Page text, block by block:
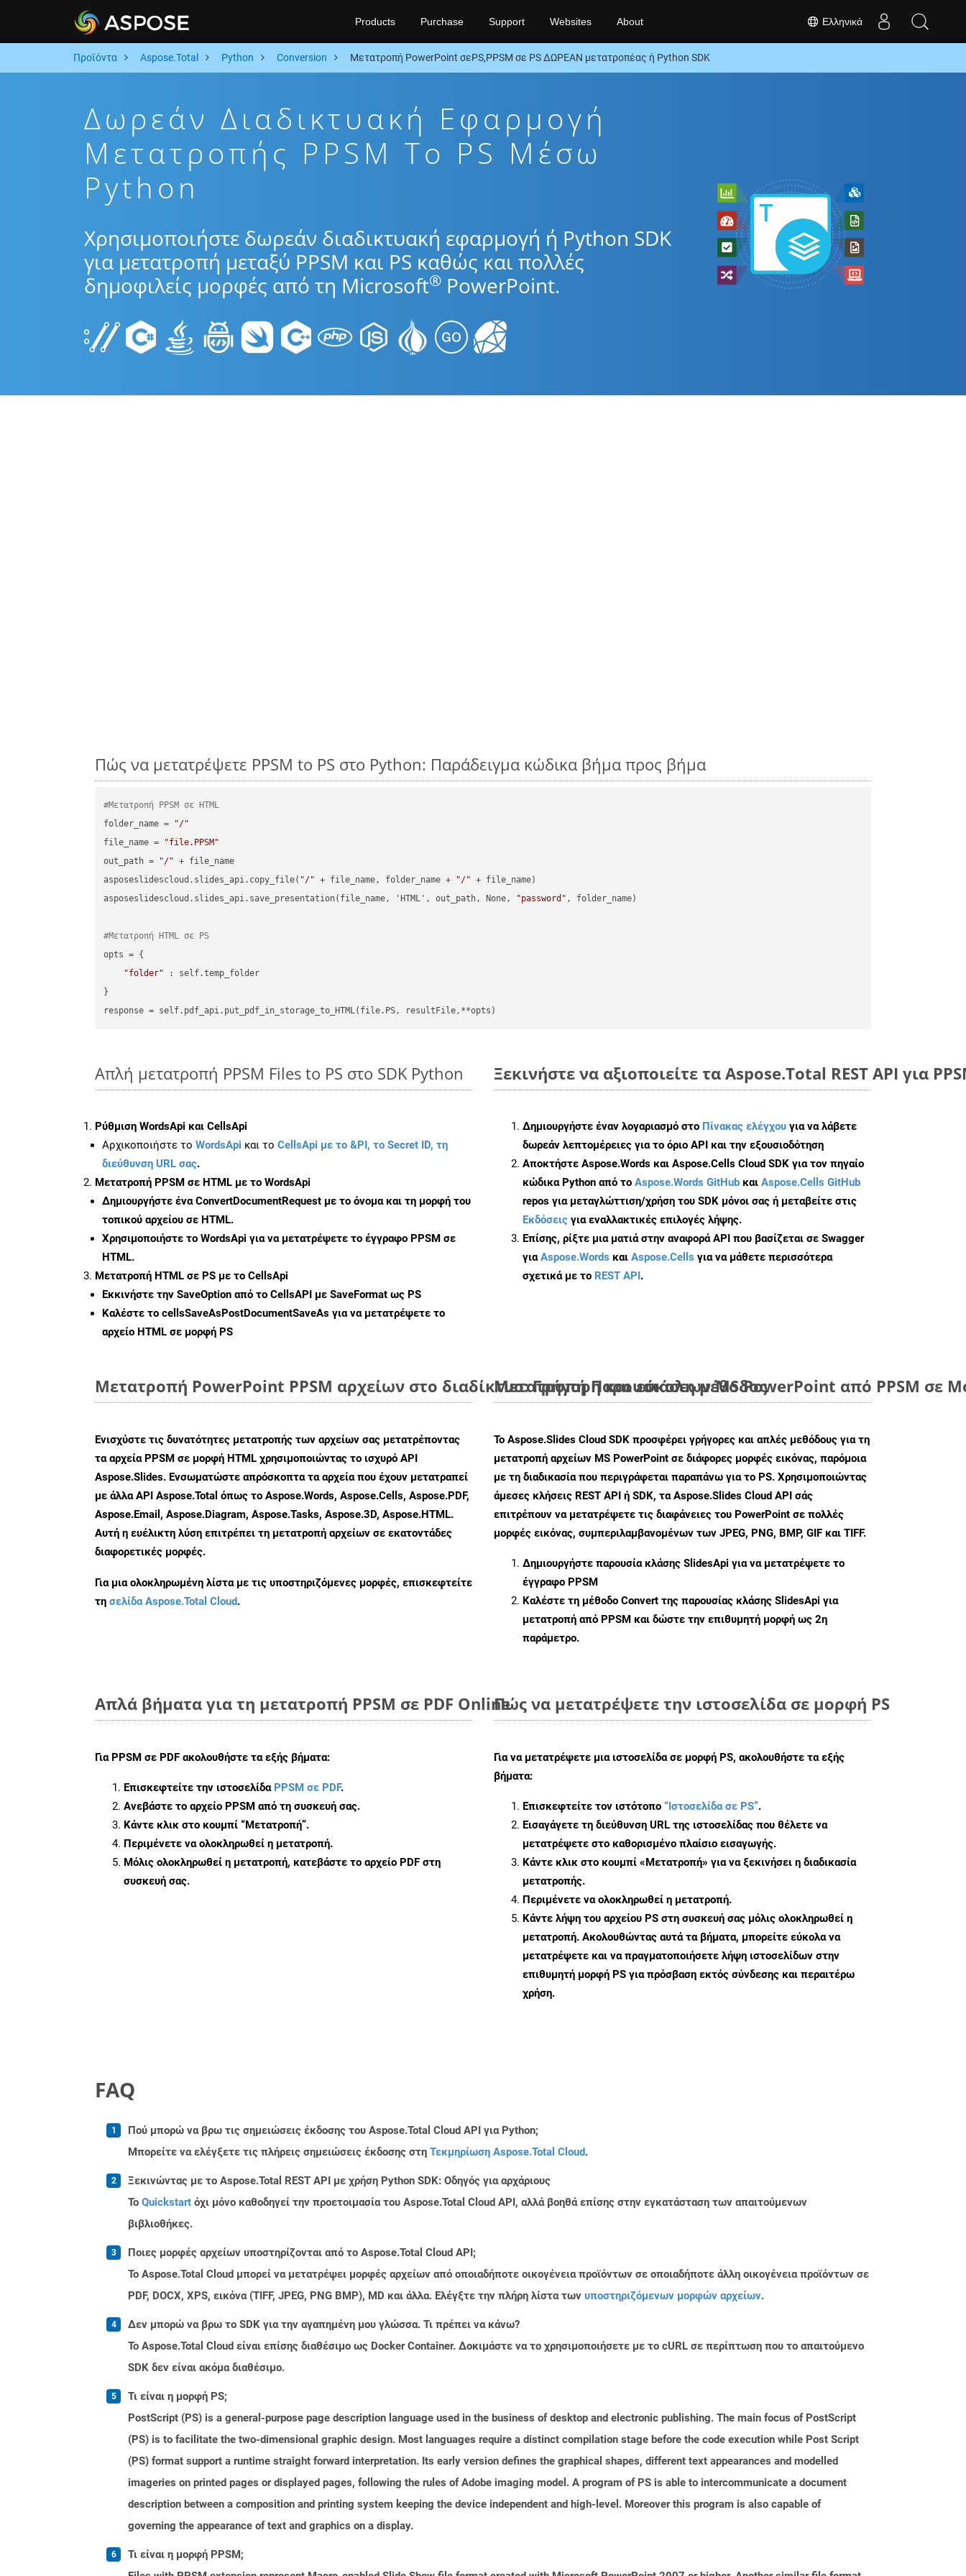
Ελληνικά
Products Purchase Support Websites About
Προϊόντα Aspose.Total Python Conversion Μετατροπή PowerPoint σεPS,PPSM σε PS ΔΩΡΕΑΝ μετατροπέας ή Python SDK
Δωρεάν Διαδικτυακή Εφαρμογή
Μετατροπής PPSM To PS Μέσω
Python
Χρησιμοποιήστε δωρεάν διαδικτυακή εφαρμογή ή Python SDK
για μετατροπή μεταξύ PPSM και PS καθώς και πολλές
δημοφιλείς μορφές από τη Microsoft® PowerPoint.
Πώς να μετατρέψετε PPSM to PS στο Python: Παράδειγμα κώδικα βήμα προς βήμα
#Μετατροπή PPSM σε HTML
folder_name =
"/"
file_name =
"file.PPSM"
out_path =
"/" + file_name
asposeslidescloud.slides_api.copy_file( "/" + file_name, folder_name + "/" + file_name)
asposeslidescloud.slides_api.save_presentation(file_name, 'HTML', out_path, None,
"password" , folder_name)
#Μετατροπή HTML σε PS
opts = {
"folder" : self.temp_folder
}
Απλή μετατροπή PPSM Files to PS στο SDK Python
Ρύθμιση WordsApi και CellsApi
Αρχικοποιήστε το WordsApi και το CellsApi με το &PI, το Secret ID, τη
διεύθυνση URL σας.
Μετατροπή PPSM σε HTML με το WordsApi
Δημιουργήστε έναConvertDocumentRequest με το όνομα και τη μορφή του
τοπικού αρχείου σε HTML.
Χρησιμοποιήστε το WordsApi για να μετατρέψετε το έγγραφο PPSM σε
HTML.
Μετατροπή HTML σε PS με το CellsApi
Εκκινήστε την SaveOption από το CellsAPI με SaveFormat ως PS
Καλέστε το cellsSaveAsPostDocumentSaveAs για να μετατρέψετε το
αρχείο HTML σε μορφή PS
Ξεκινήστε να αξιοποιείτε τα Aspose.Total REST API για
Δημιουργήστε έναν λογαριασμό στο Πίνακας ελέγχου για να λάβετε
δωρεάν λεπτομέρειες για το όριο API και την εξουσιοδότηση
Αποκτήστε Aspose.Words και Aspose.Cells Cloud SDK για τον πηγαίο
κώδικα Python από το Aspose.Words GitHub και Aspose.Cells GitHub
repos για μεταγλώττιση/χρήση του SDK μόνοι σας ή μεταβείτε στις
Εκδόσεις για εναλλακτικές επιλογές λήψης.
Επίσης, ρίξτε μια ματιά στην αναφορά API που βασίζεται σε Swagger
γιαAspose.Words και Aspose.Cells για να μάθετε περισσότερα
σχετικά με το REST API.
Μετατροπή PowerPoint PPSM αρχείων στο διαδίκτυο: Γρήγορη και εύκολη μέθοδος
Ενισχύστε τις δυνατότητες μετατροπής των αρχείων σας μετατρέποντας
τα αρχεία PPSM σε μορφή HTML χρησιμοποιώντας το ισχυρό API
Aspose.Slides. Ενσωματώστε απρόσκοπτα τα αρχεία που έχουν μετατραπεί
με άλλα API Aspose.Total όπως το Aspose.Words, Aspose.Cells, Aspose.PDF,
Aspose.Email, Aspose.Diagram, Aspose.Tasks, Aspose.3D, Aspose.HTML.
Αυτή η ευέλικτη λύση επιτρέπει τη μετατροπή αρχείων σε εκατοντάδες
διαφορετικές μορφές.
Για μια ολοκληρωμένη λίστα με τις υποστηριζόμενες μορφές, επισκεφτείτε
τη σελίδα Aspose.Total Cloud.
Μετατροπή Παρουσιάσεων MS PowerPoint από PPSM σε
Το Aspose.Slides Cloud SDK προσφέρει γρήγορες και απλές μεθόδους για τη
μετατροπή αρχείων MS PowerPoint σε διάφορες μορφές εικόνας, παρόμοια
με τη διαδικασία που περιγράφεται παραπάνω για το PS. Χρησιμοποιώντας
άμεσες κλήσεις REST API ή SDK, τα Aspose.Slides Cloud API σάς
επιτρέπουν να μετατρέψετε τις διαφάνειες του PowerPoint σε πολλές
μορφές εικόνας, συμπεριλαμβανομένων των JPEG, PNG, BMP, GIF και TIFF.
Δημιουργήστε παρουσία κλάσης SlidesApi για να μετατρέψετε το
έγγραφο PPSM
Καλέστε τη μέθοδο Convert της παρουσίας κλάσης SlidesApi για
μετατροπή από PPSM και δώστε την επιθυμητή μορφή ως 2η
παράμετρο.
Απλά βήματα για τη μετατροπή PPSM σε PDF Online
Για PPSM σε PDF ακολουθήστε τα εξής βήματα:
Επισκεφτείτε την ιστοσελίδα PPSM σε PDF.
Ανεβάστε το αρχείο PPSM από τη συσκευή σας.
Κάντε κλικ στο κουμπί “Μετατροπή”.
Περιμένετε να ολοκληρωθεί η μετατροπή.
Μόλις ολοκληρωθεί η μετατροπή, κατεβάστε το αρχείο PDF στη
συσκευή σας.
Πώς να μετατρέψετε την ιστοσελίδα σε μορφή PS
Για να μετατρέψετε μια ιστοσελίδα σε μορφή PS, ακολουθήστε τα εξής
βήματα:
Επισκεφτείτε τον ιστότοπο “Ιστοσελίδα σε PS”.
Εισαγάγετε τη διεύθυνση URL της ιστοσελίδας που θέλετε να
μετατρέψετε στο καθορισμένο πλαίσιο εισαγωγής.
Κάντε κλικ στο κουμπί «Μετατροπή» για να ξεκινήσει η διαδικασία
μετατροπής.
Περιμένετε να ολοκληρωθεί η μετατροπή.
Κάντε λήψη του αρχείου PS στη συσκευή σας μόλις ολοκληρωθεί η
μετατροπή. Ακολουθώντας αυτά τα βήματα, μπορείτε εύκολα να
μετατρέψετε και να πραγματοποιήσετε λήψη ιστοσελίδων στην
επιθυμητή μορφή PS για πρόσβαση εκτός σύνδεσης και περαιτέρω
χρήση.
FAQ
Πού μπορώ να βρω τις σημειώσεις έκδοσης του Aspose.Total Cloud API για Python;
Μπορείτε να ελέγξετε τις πλήρεις σημειώσεις έκδοσης στη Τεκμηρίωση Aspose.Total Cloud.
Ξεκινώντας με το Aspose.Total REST API με χρήση Python SDK: Οδηγός για αρχάριους
Το Quickstart όχι μόνο καθοδηγεί την προετοιμασία του Aspose.Total Cloud API, αλλά βοηθά επίσης στην εγκατάσταση των απαιτούμενων
βιβλιοθήκες.
Ποιες μορφές αρχείων υποστηρίζονται από το Aspose.Total Cloud API;
Το Aspose.Total Cloud μπορεί να μετατρέψει μορφές αρχείων από οποιαδήποτε οικογένεια προϊόντων σε οποιαδήποτε άλλη οικογένεια προϊόντων σε
PDF, DOCX, XPS, εικόνα (TIFF, JPEG, PNG BMP), MD και άλλα. Ελέγξτε την πλήρη λίστα των υποστηριζόμενων μορφών αρχείων.
Δεν μπορώ να βρω το SDK για την αγαπημένη μου γλώσσα. Τι πρέπει να κάνω?
Το Aspose.Total Cloud είναι επίσης διαθέσιμο ως Docker Container. Δοκιμάστε να το χρησιμοποιήσετε με το cURL σε περίπτωση που το απαιτούμενο
SDK δεν είναι ακόμα διαθέσιμο.
Τι είναι η μορφή PS;
PostScript (PS) is a general-purpose page description language used in the business of desktop and electronic publishing. The main focus of PostScript
(PS) is to facilitate the two-dimensional graphic design. Most languages require a distinct compilation stage before the code execution while Post Script
(PS) format support a runtime straight forward interpretation. Its early version defines the graphical shapes, different text appearances and modelled
imageries on printed pages or displayed pages, following the rules of Adobe imaging model. A program of PS is able to intercommunicate a document
description between a composition and printing system keeping the device independent and high-level. Moreover this program is also capable of
governing the appearance of text and graphics on a display.
Τι είναι η μορφή PPSM;